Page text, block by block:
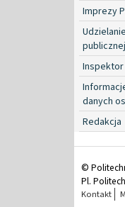
Imprezy
publicznej
Inspektor
danych
Redakcja
©
Pl.
Kontakt